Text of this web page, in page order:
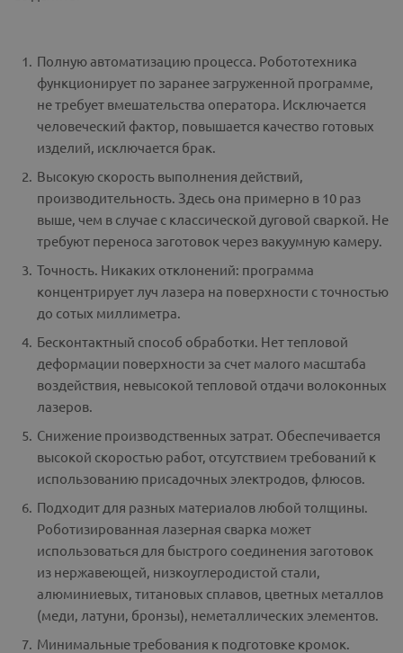
Полную автоматизацию процесса. Робототехника
функционирует по заранее загруженной программе,
не требует вмешательства оператора. Исключается
человеческий фактор, повышается качество готовых
изделий, исключается брак.
Высокую скорость выполнения действий,
производительность. Здесь она примерно в 10 раз
выше, чем в случае с классической дуговой сваркой. Не
требуют переноса заготовок через вакуумную камеру.
Точность. Никаких отклонений: программа
концентрирует луч лазера на поверхности с точностью
до сотых миллиметра.
Бесконтактный способ обработки. Нет тепловой
деформации поверхности за счет малого масштаба
воздействия, невысокой тепловой отдачи волоконных
лазеров.
Снижение производственных затрат. Обеспечивается
высокой скоростью работ, отсутствием требований к
использованию присадочных электродов, флюсов.
Подходит для разных материалов любой толщины.
Роботизированная лазерная сварка может
использоваться для быстрого соединения заготовок
из нержавеющей, низкоуглеродистой стали,
алюминиевых, титановых сплавов, цветных металлов
(меди, латуни, бронзы), неметаллических элементов.
Минимальные требования к подготовке кромок.